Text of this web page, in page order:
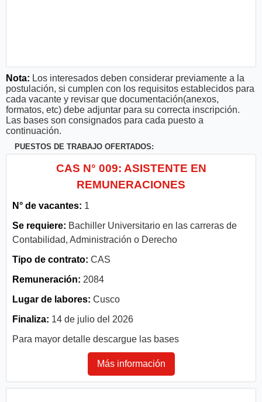
Nota: Los interesados deben considerar previamente a la
postulación, si cumplen con los requisitos establecidos para
cada vacante y revisar que documentación(anexos,
formatos, etc) debe adjuntar para su correcta inscripción.
Las bases son consignados para cada puesto a
continuación.
PUESTOS DE TRABAJO OFERTADOS:
CAS N° 009: ASISTENTE EN
REMUNERACIONES
N° de vacantes: 1
Se requiere: Bachiller Universitario en las carreras de
Contabilidad, Administración o Derecho
Tipo de contrato: CAS
Remuneración: 2084
Lugar de labores: Cusco
Finaliza: 14 de julio del 2026
Para mayor detalle descargue las bases
Más información